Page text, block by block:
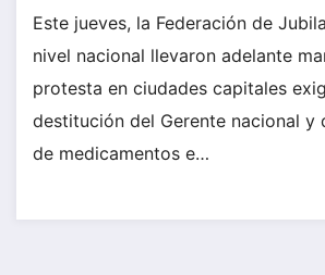
Este jueves, la Federación de
nivel nacional llevaron adelante
protesta en ciudades capitales
destitución del Gerente nacional y
de medicamentos e…